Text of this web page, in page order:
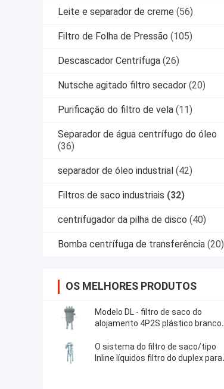
Leite e separador de creme (56)
Filtro de Folha de Pressão (105)
Descascador Centrífuga (26)
Nutsche agitado filtro secador (20)
Purificação do filtro de vela (11)
Separador de água centrífugo do óleo
(36)
separador de óleo industrial (42)
Filtros de saco industriais (32)
centrifugador da pilha de disco (40)
Bomba centrífuga de transferência (20)
OS MELHORES PRODUTOS
Modelo DL - filtro de saco do
alojamento 4P2S plástico branco
O sistema do filtro de saco/tipo
Inline líquidos filtro do duplex para